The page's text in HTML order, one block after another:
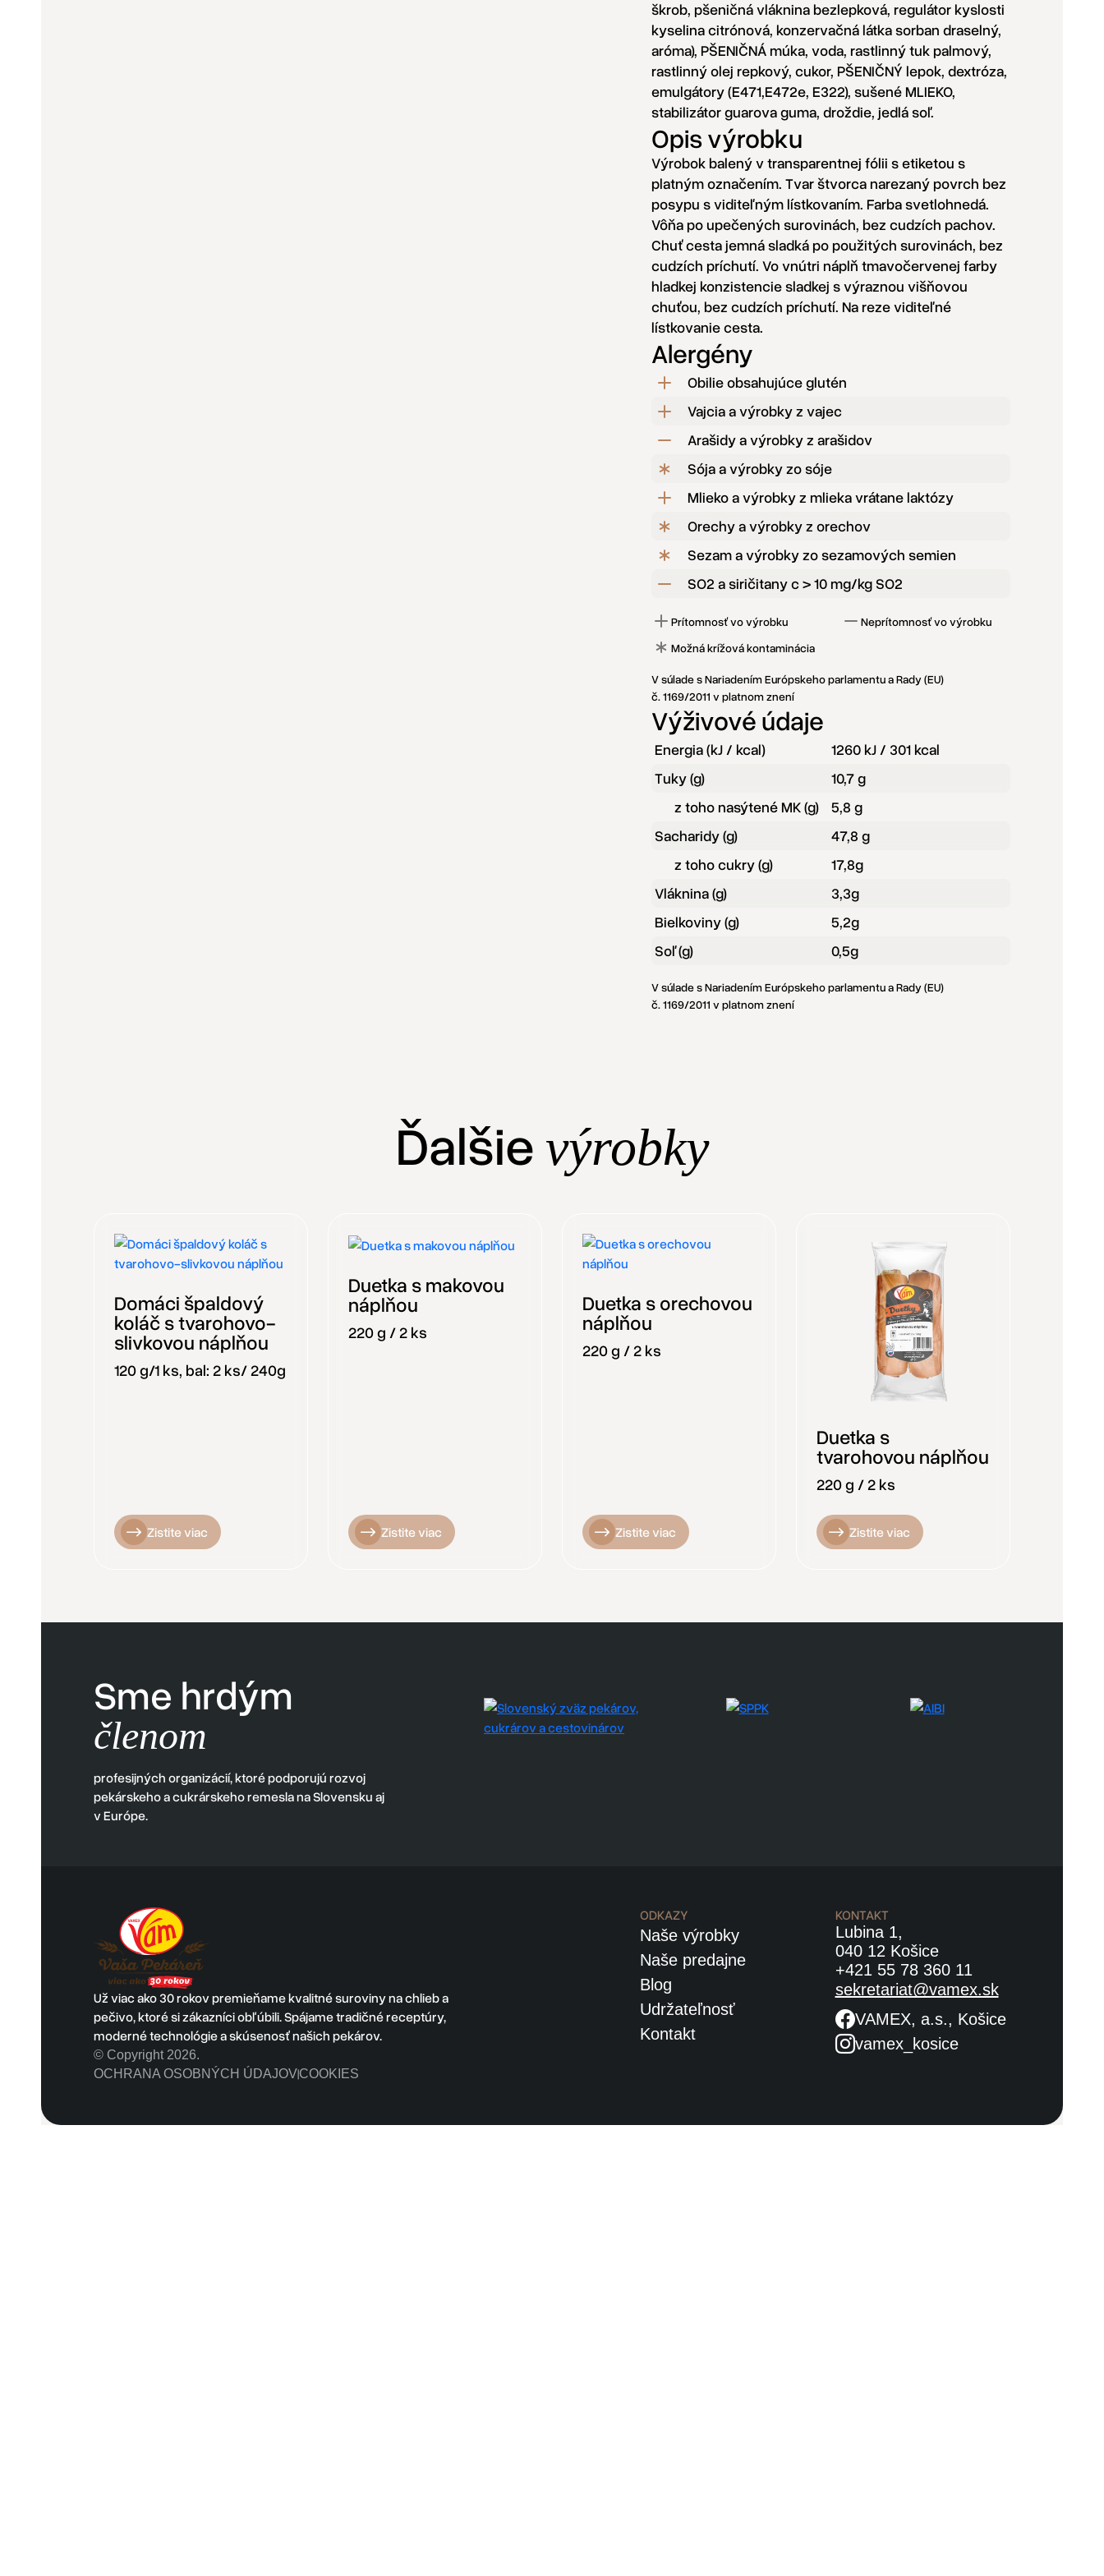
škrob, pšeničná vláknina bezlepková, regulátor kyslosti
kyselina citrónová, konzervačná látka sorban draselný,
aróma), PŠENIČNÁ múka, voda, rastlinný tuk palmový,
rastlinný olej repkový, cukor, PŠENIČNÝ lepok, dextróza,
emulgátory (E471,E472e, E322), sušené MLIEKO,
stabilizátor guarova guma, droždie, jedlá soľ.
Opis výrobku
Výrobok balený v transparentnej fólii s etiketou s
platným označením. Tvar štvorca narezaný povrch bez
posypu s viditeľným lístkovaním. Farba svetlohnedá.
Vôňa po upečených surovinách, bez cudzích pachov.
Chuť cesta jemná sladká po použitých surovinách, bez
cudzích príchutí. Vo vnútri náplň tmavočervenej farby
hladkej konzistencie sladkej s výraznou višňovou
chuťou, bez cudzích príchutí. Na reze viditeľné
lístkovanie cesta.
Alergény
Obilie obsahujúce glutén
Vajcia a výrobky z vajec
Arašidy a výrobky z arašidov
Sója a výrobky zo sóje
Mlieko a výrobky z mlieka vrátane laktózy
Orechy a výrobky z orechov
Sezam a výrobky zo sezamových semien
SO2 a siričitany c > 10 mg/kg SO2
Prítomnosť vo výrobku
Neprítomnosť vo výrobku
Možná krížová kontaminácia
V súlade s Nariadením Európskeho parlamentu a Rady (EU)
č. 1169/2011 v platnom znení
Výživové údaje
Energia (kJ / kcal)
1260 kJ / 301 kcal
Tuky (g)
10,7 g
z toho nasýtené MK (g)
5,8 g
Sacharidy (g)
47,8 g
z toho cukry (g)
17,8g
Vláknina (g)
3,3g
Bielkoviny (g)
5,2g
Soľ (g)
0,5g
V súlade s Nariadením Európskeho parlamentu a Rady (EU)
č. 1169/2011 v platnom znení
Ďalšie výrobky
Domáci špaldový
koláč s tvarohovo-
slivkovou náplňou
120 g/1 ks, bal: 2 ks/ 240g
Zistite viac
Duetka s makovou
náplňou
220 g / 2 ks
Zistite viac
Duetka s orechovou
náplňou
220 g / 2 ks
Zistite viac
Duetka s
tvarohovou náplňou
220 g / 2 ks
Zistite viac
Sme hrdým
členom
profesijných organizácií, ktoré podporujú rozvoj
pekárskeho a cukrárskeho remesla na Slovensku aj
v Európe.
Už viac ako 30 rokov premieňame kvalitné suroviny na chlieb a
pečivo, ktoré si zákazníci obľúbili. Spájame tradičné receptúry,
moderné technológie a skúsenosť našich pekárov.
© Copyright 2026.
OCHRANA OSOBNÝCH ÚDAJOV|COOKIES
ODKAZY
Naše výrobky
Naše predajne
Blog
Udržateľnosť
Kontakt
KONTAKT
Lubina 1,
040 12 Košice
+421 55 78 360 11
sekretariat@vamex.sk
VAMEX, a.s., Košice
vamex_kosice